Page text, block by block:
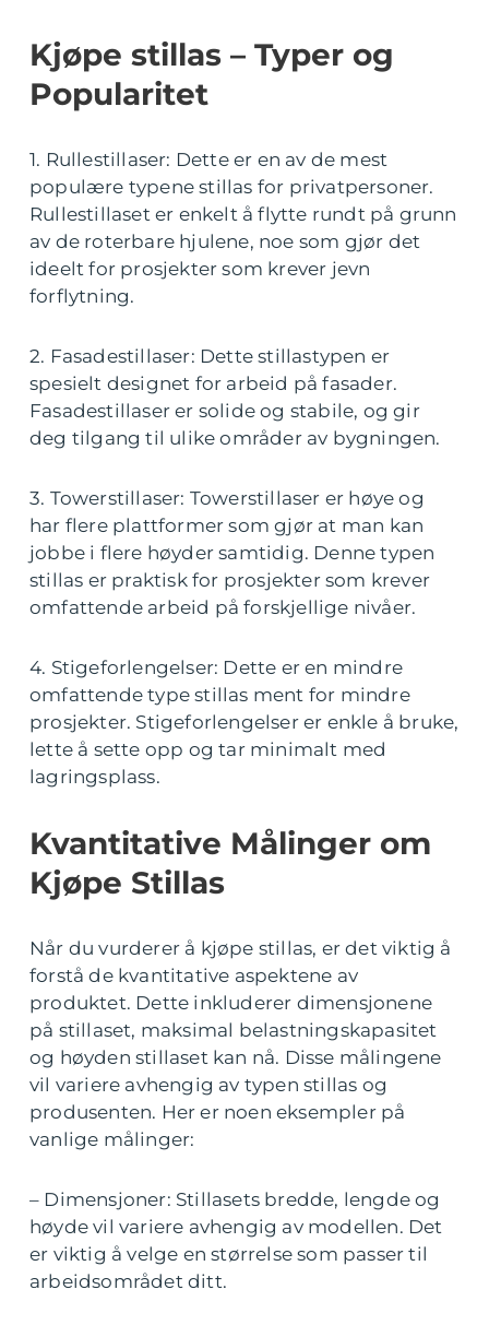
Kjøpe stillas – Typer og
Popularitet
1. Rullestillaser: Dette er en av de mest
populære typene stillas for privatpersoner.
Rullestillaset er enkelt å flytte rundt på grunn
av de roterbare hjulene, noe som gjør det
ideelt for prosjekter som krever jevn
forflytning.
2. Fasadestillaser: Dette stillastypen er
spesielt designet for arbeid på fasader.
Fasadestillaser er solide og stabile, og gir
deg tilgang til ulike områder av bygningen.
3. Towerstillaser: Towerstillaser er høye og
har flere plattformer som gjør at man kan
jobbe i flere høyder samtidig. Denne typen
stillas er praktisk for prosjekter som krever
omfattende arbeid på forskjellige nivåer.
4. Stigeforlengelser: Dette er en mindre
omfattende type stillas ment for mindre
prosjekter. Stigeforlengelser er enkle å bruke,
lette å sette opp og tar minimalt med
lagringsplass.
Kvantitative Målinger om
Kjøpe Stillas
Når du vurderer å kjøpe stillas, er det viktig å
forstå de kvantitative aspektene av
produktet. Dette inkluderer dimensjonene
på stillaset, maksimal belastningskapasitet
og høyden stillaset kan nå. Disse målingene
vil variere avhengig av typen stillas og
produsenten. Her er noen eksempler på
vanlige målinger:
– Dimensjoner: Stillasets bredde, lengde og
høyde vil variere avhengig av modellen. Det
er viktig å velge en størrelse som passer til
arbeidsområdet ditt.